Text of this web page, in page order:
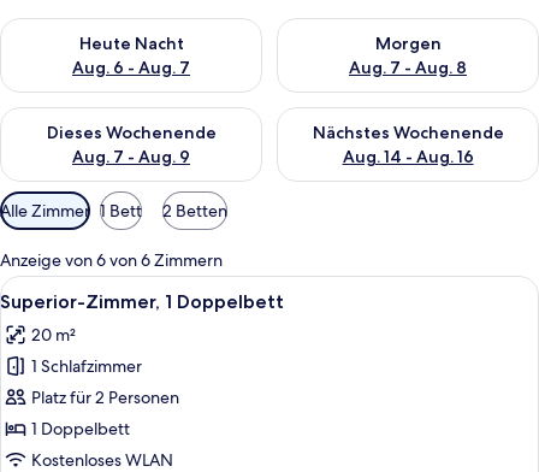
Heute Nacht
Aug. 6 - Aug. 7
Überprüfe die Verfügbarkeit für heute Nacht, Aug. 6 - Aug. 7.
Morgen
Aug. 7 - Aug. 8
Überprüfe die Verfügbarkeit
Dieses Wochenende
Aug. 7 - Aug. 9
Überprüfe die Verfügbarkeit für dieses Wochenende, Aug. 7
Nächstes Wochenende
Aug. 14 - Aug. 16
Überprüfe die Verfügbarkeit
Verfügbare
Filter
für
Zimmer
Alle Zimmer 1 Bett 2 Betten
Anzeige von 6 von 6 Zimmern
Alle
Fotos
für
Superior-
Zimmer,
1
Doppelbett
Superior-Zimmer, 1 Doppelbett |
6
Superior-Zimmer, 1 Doppelbett
20 m²
1 Schlafzimmer
Platz für 2 Personen
1 Doppelbett
Kostenloses WLAN